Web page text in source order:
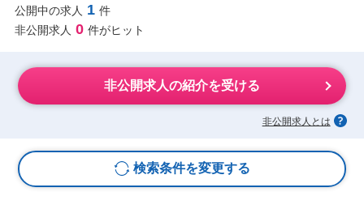
公開中の求人 1 件
非公開求人 0 件がヒット
非公開求人の紹介を受ける
非公開求人とは
検索条件を変更する